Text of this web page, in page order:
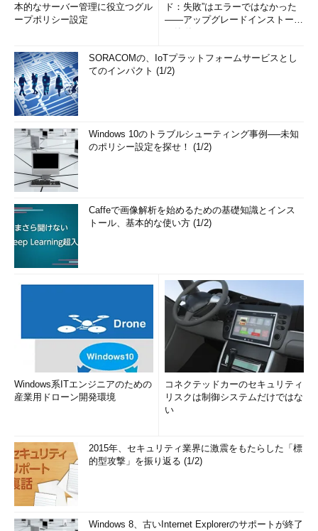
本的なサーバー管理に役立つグル
ープポリシー設定
ド：失敗”はエラーではなかった
――アップグレードインストール
SORACOMの、IoTプラットフォームサービスとし
てのインパクト (1/2)
Windows 10のトラブルシューティング事例──未知
のポリシー設定を探せ！ (1/2)
Caffeで画像解析を始めるための基礎知識とインス
トール、基本的な使い方 (1/2)
Windows系ITエンジニアのための
産業用ドローン開発環境
コネクテッドカーのセキュリティ
リスクは制御システムだけではな
い
2015年、セキュリティ業界に激震をもたらした「標
的型攻撃」を振り返る (1/2)
Windows 8、古いInternet Explorerのサポートが終了